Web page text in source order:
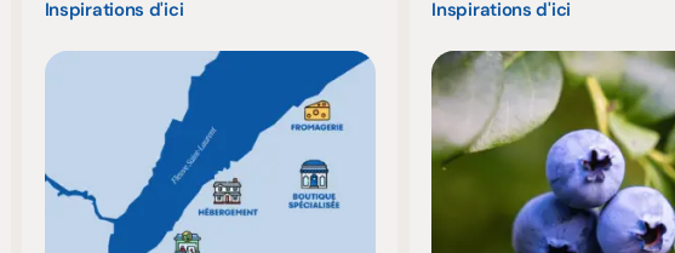
Inspirations d'ici Inspirations d'ici